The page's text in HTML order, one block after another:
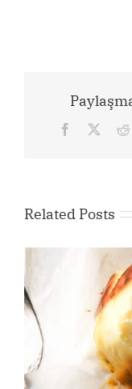
Facebook
Related Posts